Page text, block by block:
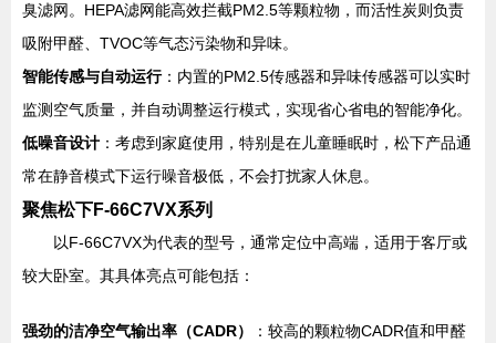
臭滤网。HEPA滤网能高效拦截PM2.5等颗粒物，而活性炭则负责
吸附甲醛、TVOC等气态污染物和异味。
智能传感与自动运行：内置的PM2.5传感器和异味传感器可以实时
监测空气质量，并自动调整运行模式，实现省心省电的智能净化。
低噪音设计 ：考虑到家庭使用，特别是在儿童睡眠时，松下产品通
常在静音模式下运行噪音极低，不会打扰家人休息。
聚焦松下F-66C7VX系列
以F-66C7VX为代表的型号，通常定位中高端，适用于客厅或
较大卧室。其具体亮点可能包括：
强劲的洁净空气输出率（CADR）
：较高的颗粒物CADR值和甲醛